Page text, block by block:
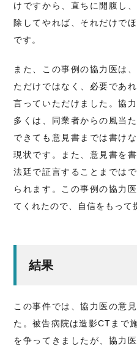
けですから、直ちに開腹し
除してやれば、それだけで
です。
また、この事例の協力医は
ただけではなく、必要であ
言っていただけました。協
多くは、同業者からの風当
できても意見書までは書け
現状です。また、意見書を
法廷で証言することまでは
られます。この事例の協力
てくれたので、自信をもって
結果
この事件では、協力医の意
た。被告病院は造影CTまで
を争ってきましたが、協力